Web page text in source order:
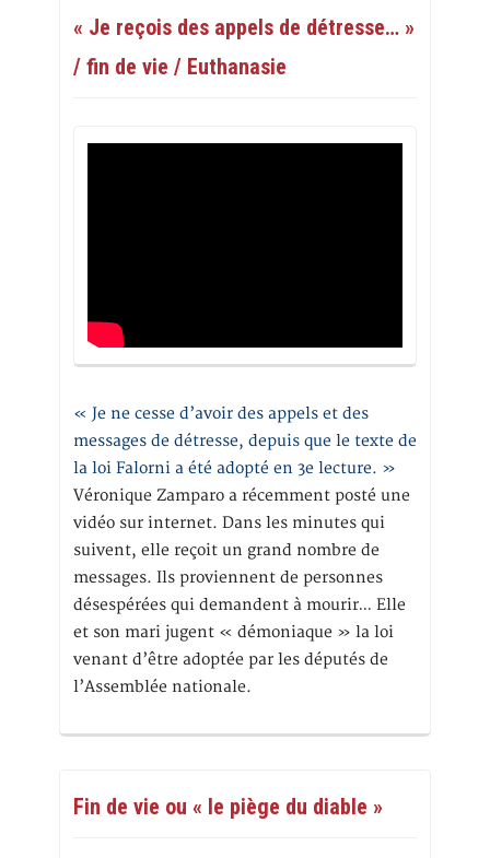
« Je reçois des appels de détresse… »
/ fin de vie / Euthanasie
« Je ne cesse d’avoir des appels et des
messages de détresse, depuis que le texte de
la loi Falorni a été adopté en 3e lecture. »
Véronique Zamparo a récemment posté une
vidéo sur internet. Dans les minutes qui
suivent, elle reçoit un grand nombre de
messages. Ils proviennent de personnes
désespérées qui demandent à mourir… Elle
et son mari jugent « démoniaque » la loi
venant d’être adoptée par les députés de
l’Assemblée nationale.
Fin de vie ou « le piège du diable »